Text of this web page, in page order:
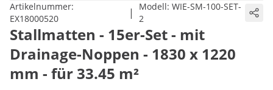
Artikelnummer:
EX18000520
| Modell: WIE-SM-100-SET-
2
Stallmatten - 15er-Set - mit
Drainage-Noppen - 1830 x 1220
mm - für 33.45 m²